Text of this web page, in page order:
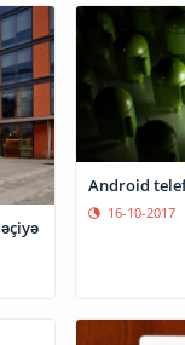
Android
16-10-2017